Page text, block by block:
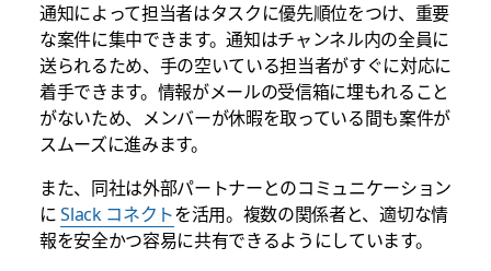
通知によって担当者はタスクに優先順位をつけ、重要
な案件に集中できます。通知はチャンネル内の全員に
送られるため、手の空いている担当者がすぐに対応に
着手できます。情報がメールの受信箱に埋もれること
がないため、メンバーが休暇を取っている間も案件が
スムーズに進みます。
また、同社は外部パートナーとのコミュニケーション
にSlack コネクトを活用。複数の関係者と、適切な情
報を安全かつ容易に共有できるようにしています。